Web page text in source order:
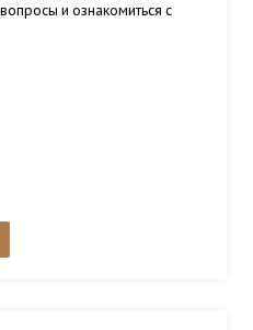
и ознакомиться с